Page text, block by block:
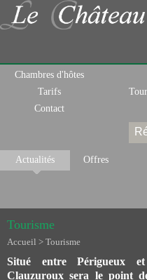
Chambres d'hôtes
Tarifs
Contact
Actualités Offres
Tourisme
Accueil > Tourisme
Situé entre Périgueux
Clauzuroux sera le point